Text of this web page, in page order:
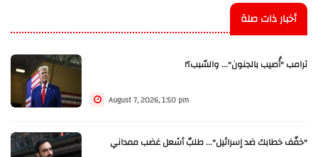
أخبار ذات صلة
ترامب "أُصيب بالجنون"... والسّبب؟!
August 7, 2026, 1:50 pm
"خفّف خطابك ضد إسرائيل"... طلبٌ أشعل غضب ممداني